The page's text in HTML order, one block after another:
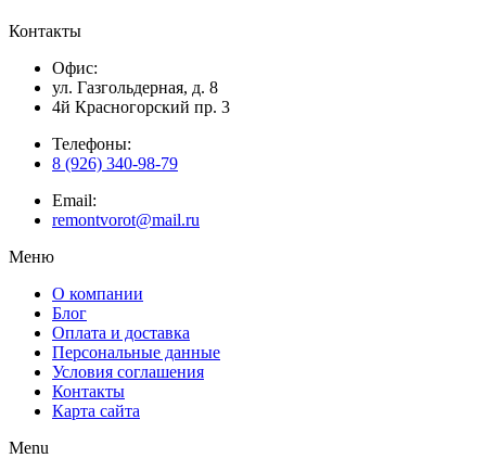
Контакты
Офис:
ул. Газгольдерная, д. 8
4й Красногорский пр. 3
Телефоны:
8 (926) 340-98-79
Email:
remontvorot@mail.ru
Меню
О компании
Блог
Оплата и доставка
Персональные данные
Условия соглашения
Контакты
Карта сайта
Menu